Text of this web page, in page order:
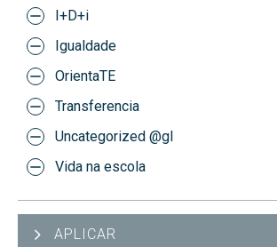
I+D+i
Igualdade
OrientaTE
Transferencia
Uncategorized @gl
Vida na escola
APLICAR